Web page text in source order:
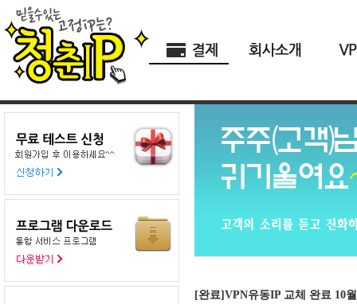
[완료]VPN유동IP 교체 완료 10